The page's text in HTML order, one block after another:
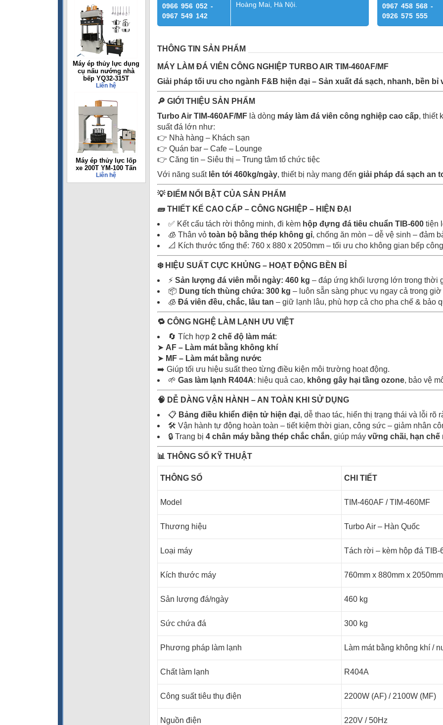
Máy ép thủy lực dụng
cụ nấu nướng nhà
bếp YQ32-315T
Liên hệ
Máy ép thủy lực lốp
xe 200T YM-100 Tấn
Liên hệ
0966 956 052 -
0967 549 142
Hoàng Mai, Hà Nội.
0967 458 568 -
0926 575 555
THÔNG TIN SẢN PHẨM
MÁY LÀM ĐÁ VIÊN CÔNG NGHIỆP TURBO AIR TIM-460AF/MF
Giải pháp tối ưu cho ngành F&B hiện đại – Sản xuất đá sạch, nhanh, bền bỉ
🔎 GIỚI THIỆU SẢN PHẨM
Turbo Air TIM-460AF/MF là dòng máy làm đá viên công nghiệp cao cấp, thiết
suất đá lớn như:
👉 Nhà hàng – Khách sạn
👉 Quán bar – Cafe – Lounge
👉 Căng tin – Siêu thị – Trung tâm tổ chức tiệc
Với năng suất lên tới 460kg/ngày, thiết bị này mang đến giải pháp đá sạch an
💡 ĐIỂM NỔI BẬT CỦA SẢN PHẨM
🧱 THIẾT KẾ CAO CẤP – CÔNG NGHIỆP – HIỆN ĐẠI
✅ Kết cấu tách rời thông minh, đi kèm hộp đựng đá tiêu chuẩn TIB-600 tiện
🧊 Thân vỏ toàn bộ bằng thép không gỉ, chống ăn mòn – dễ vệ sinh – đảm
📐 Kích thước tổng thể: 760 x 880 x 2050mm – tối ưu cho không gian bếp
❄️ HIỆU SUẤT CỰC KHỦNG – HOẠT ĐỘNG BỀN BỈ
⚡ Sản lượng đá viên mỗi ngày: 460 kg – đáp ứng khối lượng lớn trong thời
📦 Dung tích thùng chứa: 300 kg – luôn sẵn sàng phục vụ ngay cả trong giờ
🧊 Đá viên đều, chắc, lâu tan – giữ lạnh lâu, phù hợp cả cho pha chế & bảo
🔁 CÔNG NGHỆ LÀM LẠNH ƯU VIỆT
🔄 Tích hợp 2 chế độ làm mát:
➤ AF – Làm mát bằng không khí
➤ MF – Làm mát bằng nước
➡️ Giúp tối ưu hiệu suất theo từng điều kiện môi trường hoạt động.
🌱 Gas làm lạnh R404A: hiệu quả cao, không gây hại tầng ozone, bảo vệ
🧠 DỄ DÀNG VẬN HÀNH – AN TOÀN KHI SỬ DỤNG
📋 Bảng điều khiển điện tử hiện đại, dễ thao tác, hiển thị trạng thái và lỗi rõ
🛠️ Vận hành tự động hoàn toàn – tiết kiệm thời gian, công sức – giảm nhân
🔒 Trang bị 4 chân máy bằng thép chắc chắn, giúp máy vững chãi, hạn chế
📊 THÔNG SỐ KỸ THUẬT
THÔNG SỐ CHI TIẾT
Model TIM-460AF / TIM-460MF
Thương hiệu Turbo Air – Hàn Quốc
Loại máy Tách rời – kèm hộp đá TIB-
Kích thước máy 760mm x 880mm x 2050mm
Sản lượng đá/ngày 460 kg
Sức chứa đá 300 kg
Phương pháp làm lạnh Làm mát bằng không khí /
Chất làm lạnh R404A
Công suất tiêu thụ điện 2200W (AF) / 2100W (MF)
Nguồn điện 220V / 50Hz